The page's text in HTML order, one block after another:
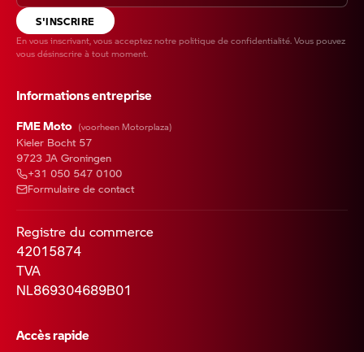
S'INSCRIRE
En vous inscrivant, vous acceptez notre politique de confidentialité. Vous pouvez
vous désinscrire à tout moment.
Informations entreprise
FME Moto (voorheen Motorplaza)
Kieler Bocht 57
9723 JA Groningen
+31 050 547 0100
Formulaire de contact
Registre du commerce
42015874
TVA
NL869304689B01
Accès rapide